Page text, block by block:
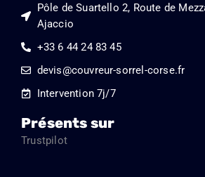
Pôle de Suartello 2, Route de
Ajaccio
+33 6 44 24 83 45
devis@couvreur-sorrel-corse.fr
Intervention 7j/7
Présents sur
Trustpilot